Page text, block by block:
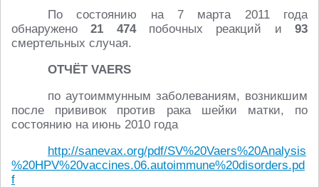
По состоянию на 7 марта 2011 года
обнаружено21 474побочных реакций и93
смертельных случая.
ОТЧЁТ VAERS
по аутоиммунным заболеваниям, возникшим
после прививок против рака шейки матки, по
состоянию на июнь 2010 года
http://sanevax.org/pdf/SV%20Vaers%20Analysis
%20HPV%20vaccines.06.autoimmune%20disorders.pd
f